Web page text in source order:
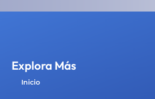
Explora Más
Inicio